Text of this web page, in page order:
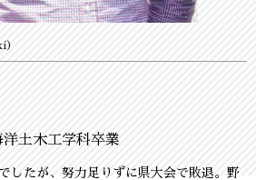
）
土木工学科卒業
したが、努力足りずに県大会で敗退。野